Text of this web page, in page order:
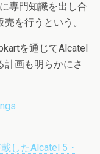
専門知識を出し合
を行うという。
を通じてAlcatel
計画も明らかにさ
したAlcatel 5・